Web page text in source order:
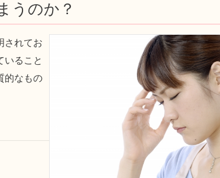
うのか？
されてお
いること
的なもの